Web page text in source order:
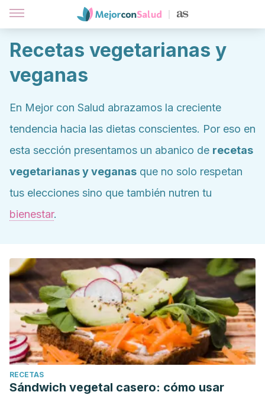
Recetas vegetarianas y
veganas
En Mejor con Salud abrazamos la creciente
tendencia hacia las dietas conscientes. Por eso en
esta sección presentamos un abanico de recetas
vegetarianas y veganas que no solo respetan
tus elecciones sino que también nutren tu
bienestar.
RECETAS
Sándwich vegetal casero: cómo usar